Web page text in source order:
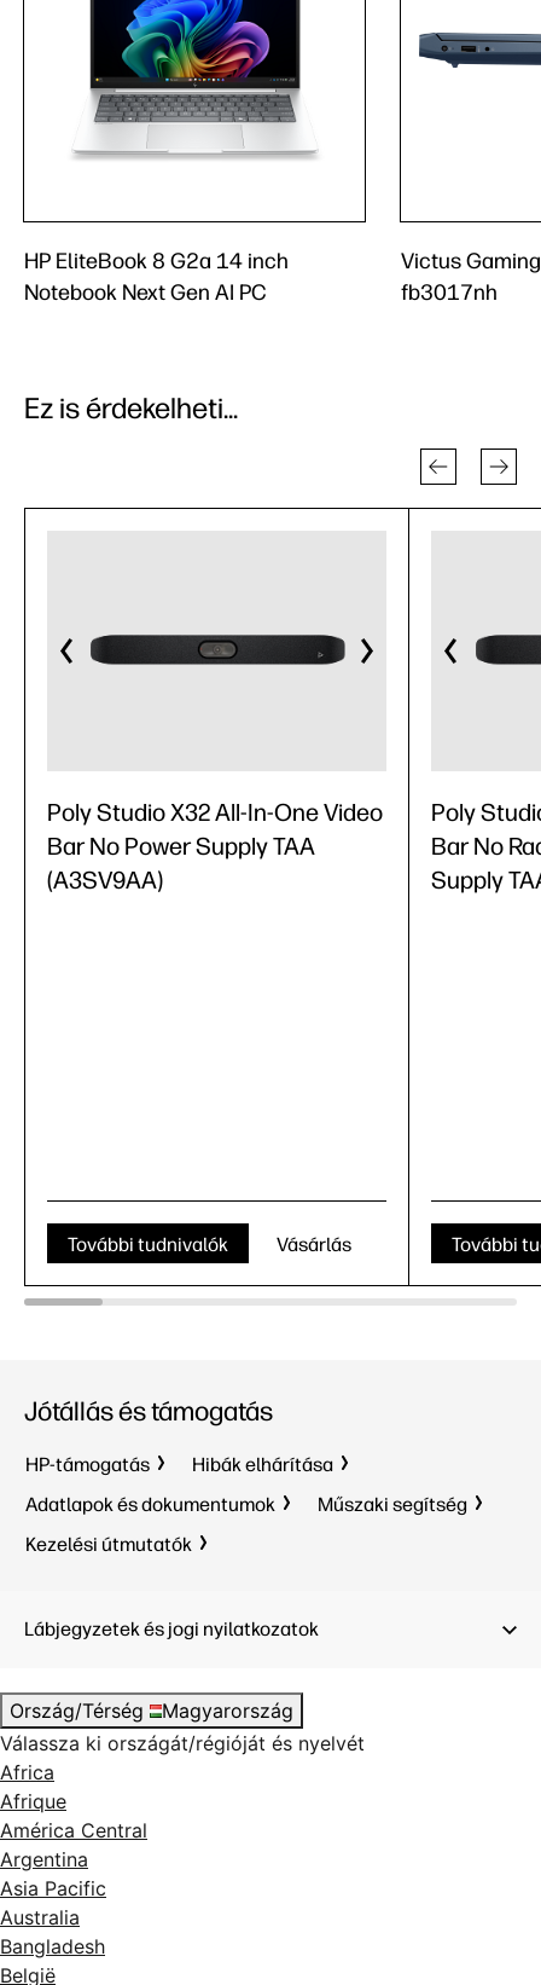
HP EliteBook 8 G2a 14 inch
Notebook Next Gen AI PC
Victus
fb3017nh
Ez is érdekelheti...
Poly Studio X32 All-In-One Video
Bar No Power Supply TAA
(A3SV9AA)
További tudnivalók Vásárlás
Poly
Bar No
Supply
További
Jótállás és támogatás
HP-támogatás
Hibák elhárítása
Adatlapok és dokumentumok
Műszaki segítség
Kezelési útmutatók
Lábjegyzetek és jogi nyilatkozatok
Ország/Térség
Magyarország
Válassza ki országát/régióját és nyelvét
Africa
Afrique
América Central
Argentina
Asia Pacific
Australia
Bangladesh
België